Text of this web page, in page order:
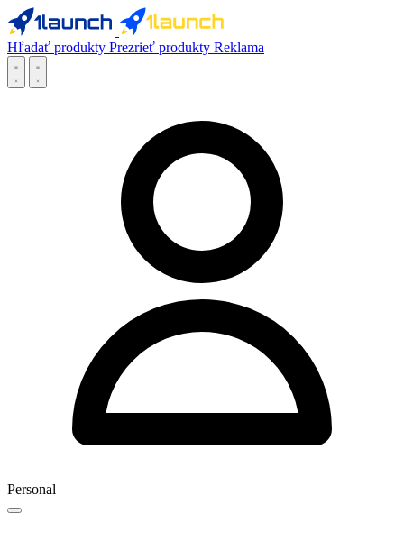
Hľadať produkty Prezrieť produkty Reklama
Personal